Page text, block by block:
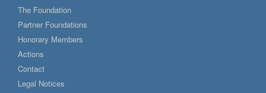
The Foundation
Partner Foundations
Honorary Members
Actions
Contact
Legal Notices